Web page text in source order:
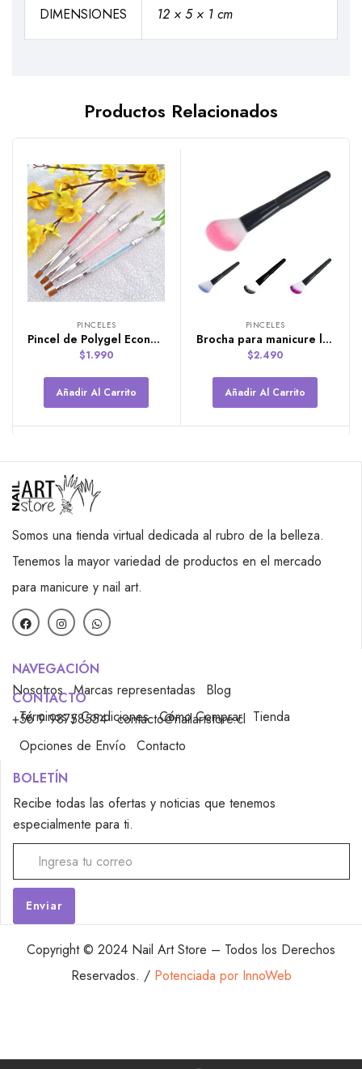
DIMENSIONES 12 × 5 × 1 cm
Productos Relacionados
PINCELES
Pincel de Polygel Económico.
$1.990
Añadir Al Carrito
PINCELES
Brocha para manicure larga
$2.490
Añadir Al Carrito
Somos una tienda virtual dedicada al rubro de la belleza.
Tenemos la mayor variedad de productos en el mercado
para manicure y nail art.
NAVEGACIÓN
Nosotros Marcas representadas
Blog
Términos y Condiciones Cómo Comprar Tienda
CONTACTO
+56 9 98758554 contacto@nailartstore.cl
Opciones de Envío
Contacto
BOLETÍN
Recibe todas las ofertas y noticias que tenemos
especialmente para ti.
Copyright © 2024 Nail Art Store – Todos los Derechos
Reservados. / Potenciada por InnoWeb